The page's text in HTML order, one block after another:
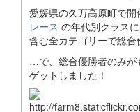
愛媛県の久万高原町で開
レース の年代別クラス
含む全カテゴリーで総合
…で、総合優勝者のみが
ゲットしました！